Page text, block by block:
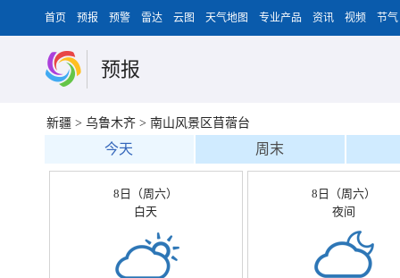
首页 预报 预警 雷达 云图 天气地图 专业产品 资讯 视频 节气
预报
新疆 > 乌鲁木齐 > 南山风景区苜蓿台
今天 周末
8日（周六）
白天
8日（周六）
夜间